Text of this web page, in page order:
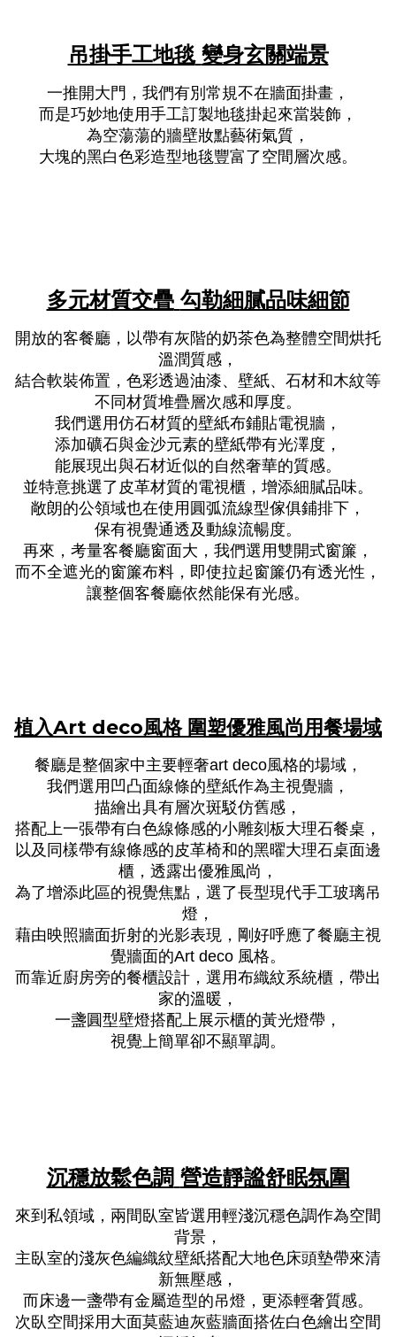
吊掛手工地毯 變身玄關端景
一推開大門，我們有別常規不在牆面掛畫，
而是巧妙地使用手工訂製地毯掛起來當裝飾，
為空蕩蕩的牆壁妝點藝術氣質，
大塊的黑白色彩造型地毯豐富了空間層次感。
多元材質交疊 勾勒細膩品味細節
開放的客餐廳，以帶有灰階的奶茶色為整體空間烘托
溫潤質感，
結合軟裝佈置，色彩透過油漆、壁紙、石材和木紋等
不同材質堆疊層次感和厚度。
我們選用仿石材質的壁紙布鋪貼電視牆，
添加礦石與金沙元素的壁紙帶有光澤度，
能展現出與石材近似的自然奢華的質感。
並特意挑選了皮革材質的電視櫃，增添細膩品味。
敞朗的公領域也在使用圓弧流線型傢俱鋪排下，
保有視覺通透及動線流暢度。
再來，考量客餐廳窗面大，我們選用雙開式窗簾，
而不全遮光的窗簾布料，即使拉起窗簾仍有透光性，
讓整個客餐廳依然能保有光感。
植入Art deco風格 圍塑優雅風尚用餐場域
餐廳是整個家中主要輕奢art deco風格的場域，
我們選用凹凸面線條的壁紙作為主視覺牆，
描繪出具有層次斑駁仿舊感，
搭配上一張帶有白色線條感的小雕刻板大理石餐桌，
以及同樣帶有線條感的皮革椅和的黑曜大理石桌面邊
櫃，透露出優雅風尚，
為了增添此區的視覺焦點，選了長型現代手工玻璃吊
燈，
藉由映照牆面折射的光影表現，剛好呼應了餐廳主視
覺牆面的Art deco 風格。
而靠近廚房旁的餐櫃設計，選用布織紋系統櫃，帶出
家的溫暖，
一盞圓型壁燈搭配上展示櫃的黃光燈帶，
視覺上簡單卻不顯單調。
沉穩放鬆色調 營造靜謐舒眠氛圍
來到私領域，兩間臥室皆選用輕淺沉穩色調作為空間
背景，
主臥室的淺灰色編織紋壁紙搭配大地色床頭墊帶來清
新無壓感，
而床邊一盞帶有金屬造型的吊燈，更添輕奢質感。
次臥空間採用大面莫藍迪灰藍牆面搭佐白色繪出空間